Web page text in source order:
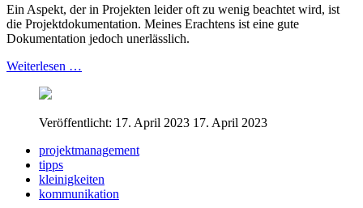
Ein Aspekt, der in Projekten leider oft zu wenig beachtet wird, ist
die Projektdokumentation. Meines Erachtens ist eine gute
Dokumentation jedoch unerlässlich.
Weiterlesen …
Veröffentlicht: 17. April 2023 17. April 2023
projektmanagement
tipps
kleinigkeiten
kommunikation